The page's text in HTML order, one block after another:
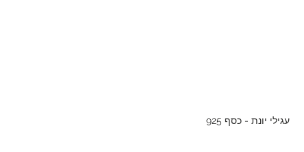
עגילי יונת - כסף 925